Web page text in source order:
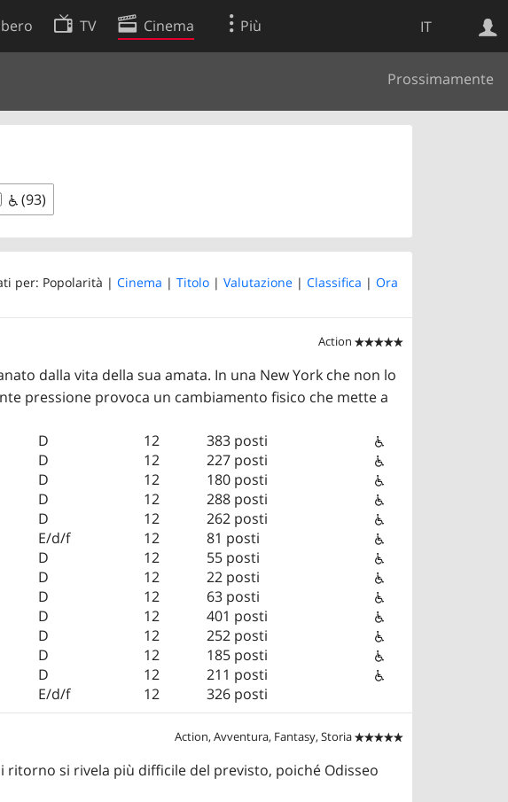
IT
TV Cinema Più
Prossimamente
(93)
per: Popolarità | Cinema | Titolo | Valutazione | Classifica | Ora
Action 

dalla vita della sua amata. In una New York che non lo
pressione provoca un cambiamento fisico che mette a
D 12
383 posti
D 12
227 posti
D 12
180 posti
D 12
288 posti
D 12
262 posti
E/d/f 12
81 posti
D 12
55 posti
D 12
22 posti
D 12
63 posti
D 12
401 posti
D 12
252 posti
D 12
185 posti
D 12
211 posti
E/d/f 12 326 posti
Action, Avventura, Fantasy, Storia 

ritorno si rivela più difficile del previsto, poiché Odisseo